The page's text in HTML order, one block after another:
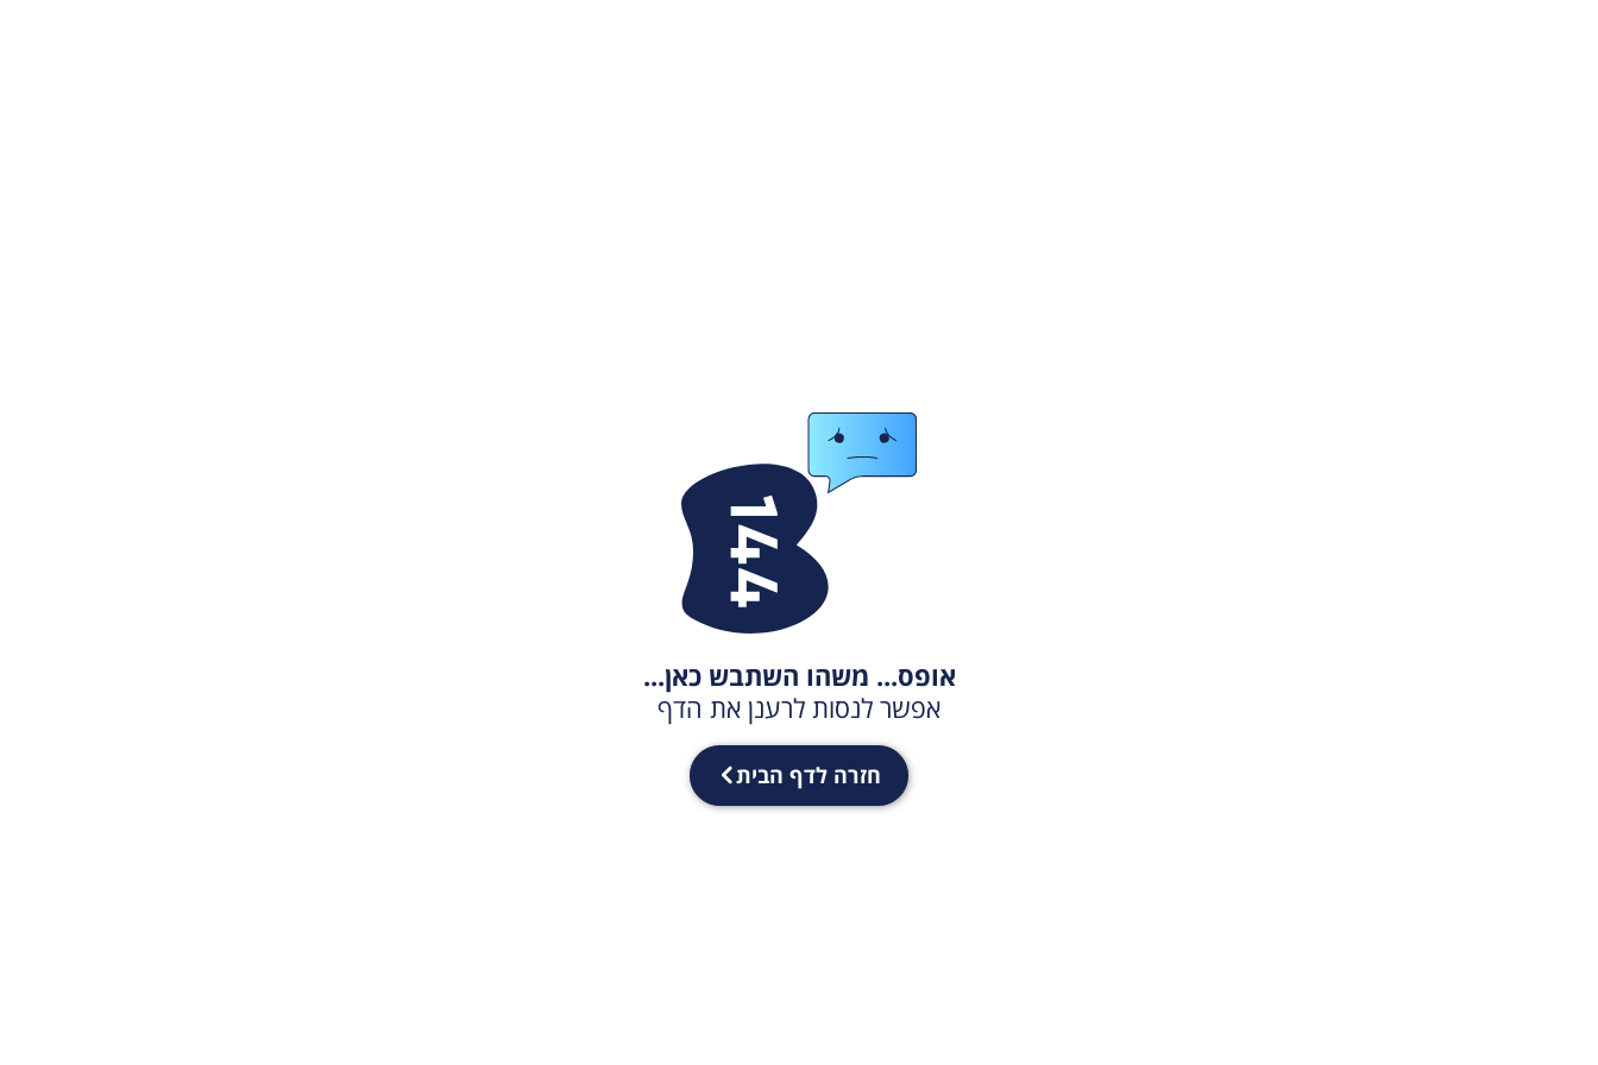
אופס... משהו השתבש כאן...
אפשר לנסות לרענן את הדף
חזרה לדף הבית